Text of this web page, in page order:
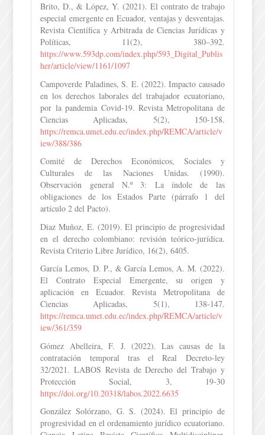
Brito, D., & López, Y. (2021). El contrato de trabajo
especial emergente en Ecuador, ventajas y desventajas.
Revista Científica y Arbitrada de Ciencias Jurídicas y
Políticas, 11(2), 380–392.
https://www.593dp.com/index.php/593_Digital_Publis
her/article/view/1161/1097
Campoverde Paladines, S. E. (2022). Impacto causado
en los derechos laborales del trabajador ecuatoriano,
por la pandemia Covid-19. Revista Metropolitana de
Ciencias Aplicadas, 5(2), 150-158.
https://remca.umet.edu.ec/index.php/REMCA/article/v
iew/388/386
Comité de Derechos Económicos, Sociales y
Culturales de las Naciones Unidas. (1990).
Observación general N.º 3: La índole de las
obligaciones de los Estados Parte (párrafo 1 del
artículo 2 del Pacto).
Diaz Muñoz, E. (2019). El principio de progresividad
en el derecho colombiano: revisión teórico-jurídica.
Revista Criterio Libre Jurídico, 16(2), 6405.
García Lemos, D. P., & García Lemos, A. M. (2022).
El Contrato Especial Emergente, su origen y
aplicación en Ecuador. Revista Metropolitana de
Ciencias Aplicadas, 5(1), 138-147.
https://remca.umet.edu.ec/index.php/REMCA/article/v
iew/361/359
Gómez Abelleira, F. J. (2022). Las causas de la
contratación temporal tras el Real Decreto-ley
32/2021. LABOS Revista de Derecho del Trabajo y
Protección Social, 3, 19-30
https://doi.org/10.20318/labos.2022.6635
González Solórzano, G. S. (2024). El principio de
progresividad en el ordenamiento jurídico ecuatoriano.